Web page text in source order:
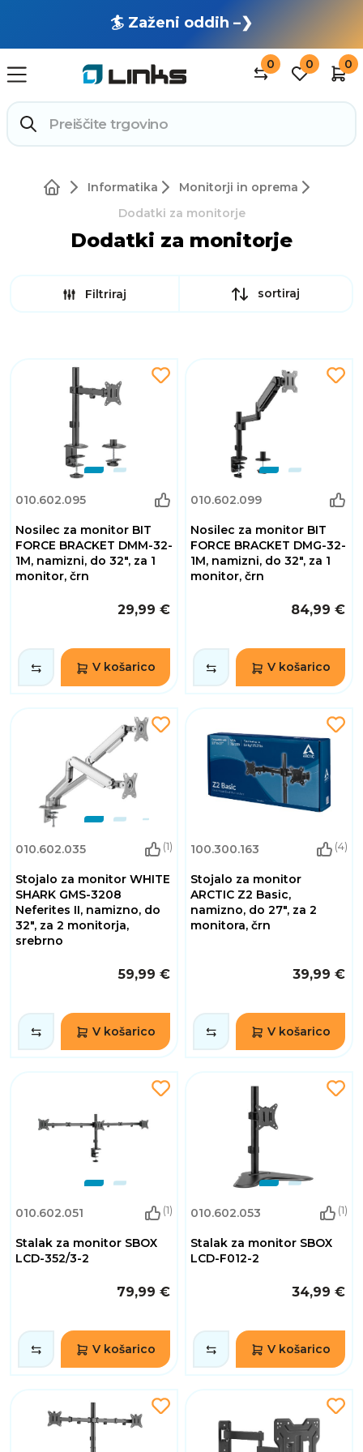
🏄 Zaženi oddih –❯
0 0 0
Informatika
Monitorji in oprema
Dodatki za monitorje
Dodatki za monitorje
Filtriraj sortiraj
010.602.095
Nosilec za monitor BIT
FORCE BRACKET DMM-32-
1M, namizni, do 32", za 1
monitor, črn
29,99 €
V košarico
010.602.099
Nosilec za monitor BIT
FORCE BRACKET DMG-32-
1M, namizni, do 32", za 1
monitor, črn
84,99 €
V košarico
010.602.035 (1)
Stojalo za monitor WHITE
SHARK GMS-3208
Neferites II, namizno, do
32", za 2 monitorja,
srebrno
59,99 €
V košarico
100.300.163 (4)
Stojalo za monitor
ARCTIC Z2 Basic,
namizno, do 27", za 2
monitora, črn
39,99 €
V košarico
010.602.051 (1)
Stalak za monitor SBOX
LCD-352/3-2
79,99 €
V košarico
010.602.053 (1)
Stalak za monitor SBOX
LCD-F012-2
34,99 €
V košarico